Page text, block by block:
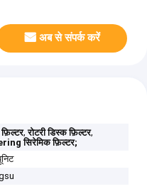
अब से संपर्क करें
,रोटरी डिस्क फ़िल्टर,
सिरेमिक फ़िल्टर;